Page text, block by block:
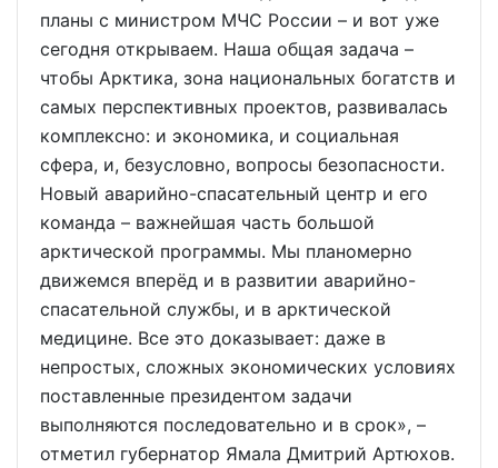
планы с министром МЧС России – и вот уже
сегодня открываем. Наша общая задача –
чтобы Арктика, зона национальных богатств и
самых перспективных проектов, развивалась
комплексно: и экономика, и социальная
сфера, и, безусловно, вопросы безопасности.
Новый аварийно-спасательный центр и его
команда – важнейшая часть большой
арктической программы. Мы планомерно
движемся вперёд и в развитии аварийно-
спасательной службы, и в арктической
медицине. Все это доказывает: даже в
непростых, сложных экономических условиях
поставленные президентом задачи
выполняются последовательно и в срок», –
отметил губернатор Ямала Дмитрий Артюхов.